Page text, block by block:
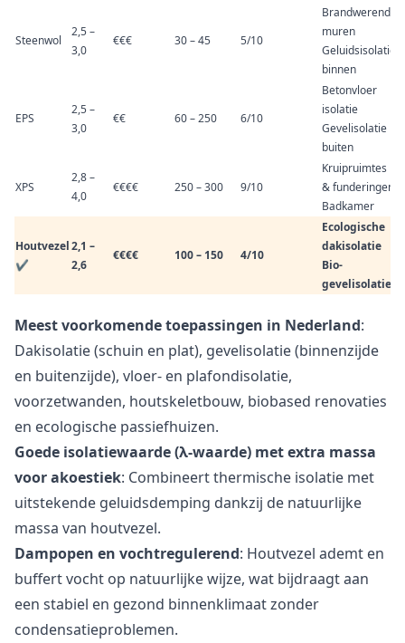
Steenwol
2,5 –
3,0
€€€ 30 – 45 5/10
Brandwerende
muren
Geluidsisolatie
binnen
EPS
2,5 –
3,0
€€ 60 – 250 6/10
Betonvloer
isolatie
Gevelisolatie
buiten
XPS
2,8 –
4,0
€€€€ 250 – 300 9/10
Kruipruimtes
& funderingen
Badkamer
Houtvezel
✔
2,1 –
2,6
€€€€ 100 – 150 4/10
Ecologische
dakisolatie
Bio-
gevelisolatie
Meest voorkomende toepassingen in Nederland:
Dakisolatie (schuin en plat), gevelisolatie (binnenzijde
en buitenzijde), vloer- en plafondisolatie,
voorzetwanden, houtskeletbouw, biobased renovaties
en ecologische passiefhuizen.
Goede isolatiewaarde (λ-waarde) met extra massa
voor akoestiek: Combineert thermische isolatie met
uitstekende geluidsdemping dankzij de natuurlijke
massa van houtvezel.
Dampopen en vochtregulerend: Houtvezel ademt en
buffert vocht op natuurlijke wijze, wat bijdraagt aan
een stabiel en gezond binnenklimaat zonder
condensatieproblemen.